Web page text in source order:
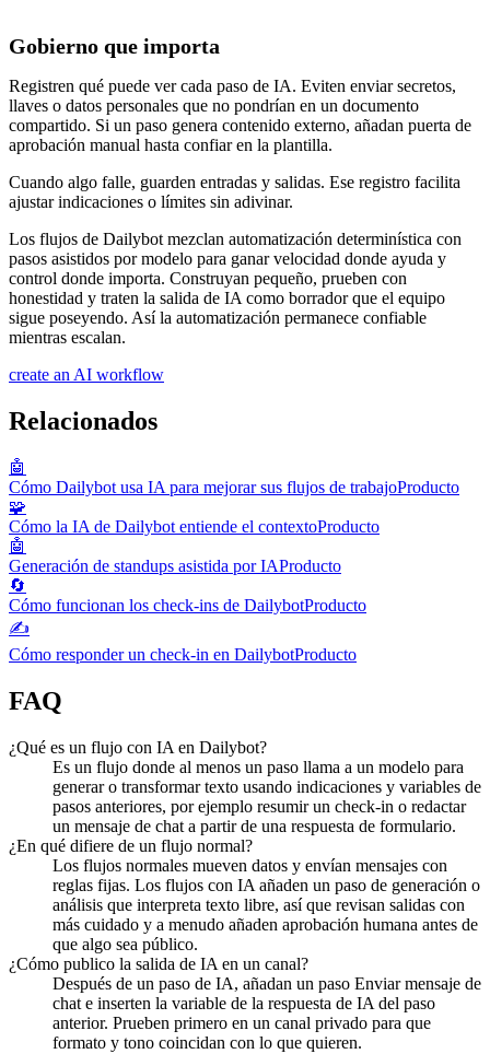
Gobierno que importa
Registren qué puede ver cada paso de IA. Eviten enviar secretos,
llaves o datos personales que no pondrían en un documento
compartido. Si un paso genera contenido externo, añadan puerta de
aprobación manual hasta confiar en la plantilla.
Cuando algo falle, guarden entradas y salidas. Ese registro facilita
ajustar indicaciones o límites sin adivinar.
Los flujos de Dailybot mezclan automatización determinística con
pasos asistidos por modelo para ganar velocidad donde ayuda y
control donde importa. Construyan pequeño, prueben con
honestidad y traten la salida de IA como borrador que el equipo
sigue poseyendo. Así la automatización permanece confiable
mientras escalan.
create an AI workflow
Relacionados
🤖
Cómo Dailybot usa IA para mejorar sus flujos de trabajoProducto
🧩
Cómo la IA de Dailybot entiende el contextoProducto
🤖
Generación de standups asistida por IAProducto
🔄
Cómo funcionan los check-ins de DailybotProducto
✍️
Cómo responder un check-in en DailybotProducto
FAQ
¿Qué es un flujo con IA en Dailybot?
Es un flujo donde al menos un paso llama a un modelo para
generar o transformar texto usando indicaciones y variables de
pasos anteriores, por ejemplo resumir un check-in o redactar
un mensaje de chat a partir de una respuesta de formulario.
¿En qué difiere de un flujo normal?
Los flujos normales mueven datos y envían mensajes con
reglas fijas. Los flujos con IA añaden un paso de generación o
análisis que interpreta texto libre, así que revisan salidas con
más cuidado y a menudo añaden aprobación humana antes de
que algo sea público.
¿Cómo publico la salida de IA en un canal?
Después de un paso de IA, añadan un paso Enviar mensaje de
chat e inserten la variable de la respuesta de IA del paso
anterior. Prueben primero en un canal privado para que
formato y tono coincidan con lo que quieren.